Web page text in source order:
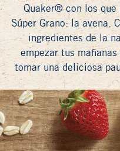
Quaker® con los que
Súper Grano: la avena.
ingredientes de la
empezar tus
tomar una deliciosa